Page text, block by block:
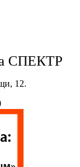
СПЕКТР
12.